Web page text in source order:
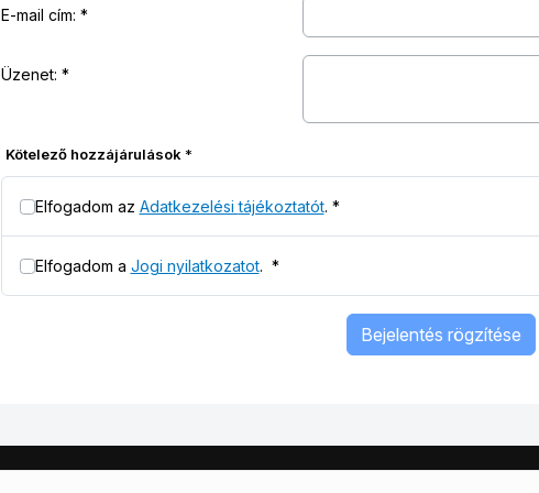
E-mail cím:
Üzenet:
Kötelező hozzájárulások *
Elfogadom az Adatkezelési tájékoztatót. *
Elfogadom a Jogi nyilatkozatot. *
Bejelentés rögzítése